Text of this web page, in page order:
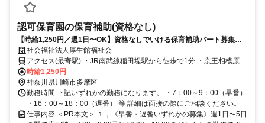
認可保育園の保育補助(資格なし)
【時給1,250円／週1日〜OK】資格なしでいける保育補助パート募集。
大学生以上の方が対象。駅近徒歩1分、土日祝休みの認可保育園。
社会福祉法人厚生館福祉会
アクセス(最寄駅) ・JR南武線稲田堤駅から徒歩で1分 ・京王相模原線
京王稲田堤駅から徒歩で5分 ・京王相模原線京王多摩川駅から車で11
分
時給1,250円
神奈川県川崎市多摩区
勤務時間 下記いずれかの勤務になります。 ・7：00～9：00（早番）
・16：00～18：00（遅番） 等 詳細は面接の際にご相談ください。
仕事内容 ＜PR本文＞ １，《早番・遅番いずれかの募集》週1日〜5日